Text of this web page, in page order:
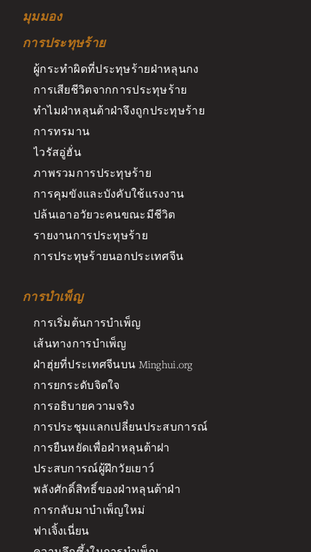
มุมมอง
การประทุษร้าย
ผู้กระทำผิดที่ประทุษร้ายฝ่าหลุนกง
การเสียชีวิตจากการประทุษร้าย
ทำไมฝ่าหลุนต้าฝ่าจึงถูกประทุษร้าย
การทรมาน
ไวรัสอู่ฮั่น
ภาพรวมการประทุษร้าย
การคุมขังและบังคับใช้แรงงาน
ปล้นเอาอวัยวะคนขณะมีชีวิต
รายงานการประทุษร้าย
การประทุษร้ายนอกประเทศจีน
การบำเพ็ญ
การเริ่มต้นการบำเพ็ญ
เส้นทางการบำเพ็ญ
ฝ่าฮุ่ยที่ประเทศจีนบน Minghui.org
การยกระดับจิตใจ
การอธิบายความจริง
การประชุมแลกเปลี่ยนประสบการณ์
การยืนหยัดเพื่อฝ่าหลุนต้าฝา
ประสบการณ์ผู้ฝึกวัยเยาว์
พลังศักดิ์สิทธิ์ของฝ่าหลุนต้าฝ่า
การกลับมาบำเพ็ญใหม่
ฟาเจิ้งเนี่ยน